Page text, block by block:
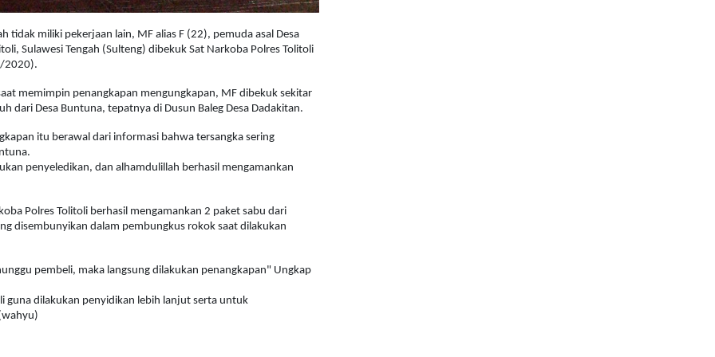
tidak miliki pekerjaan lain, MF alias F (22), pemuda asal Desa
Sulawesi Tengah (Sulteng) dibekuk Sat Narkoba Polres Tolitoli
2020).
memimpin penangkapan mengungkapan, MF dibekuk sekitar
dari Desa Buntuna, tepatnya di Dusun Baleg Desa Dadakitan.
itu berawal dari informasi bahwa tersangka sering
penyeledikan, dan alhamdulillah berhasil mengamankan
Polres Tolitoli berhasil mengamankan 2 paket sabu dari
disembunyikan dalam pembungkus rokok saat dilakukan
pembeli, maka langsung dilakukan penangkapan" Ungkap
guna dilakukan penyidikan lebih lanjut serta untuk